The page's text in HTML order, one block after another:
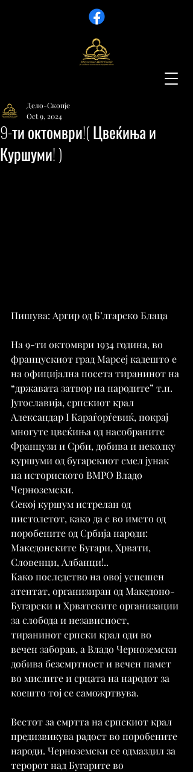
9-ти октомври!( Цвеќиња и
Куршуми! )
Дело-Скопје
Oct 9, 2024
Пишува: Аргир од Б’лгарско Блаца
На 9-ти октомври 1934 година, во
францускиот град Марсеј кадешто е
на официјална посета тиранинот на
“државата затвор на народите” т.н.
Југославија, српскиот крал
Александар I Караѓорѓевиќ, покрај
многуте цвеќиња од насобраните
Французи и Срби, добива и неколку
куршуми од бугарскиот смел јунак
на историското ВМРО Владо
Черноземски.
Секој куршум истрелан од
пистолетот, како да е во името од
поробените од Србија народи:
Македонските Бугари, Хрвати,
Словенци, Албанци!..
Како последство на овој успешен
атентат, организиран од Македоно-
Бугарски и Хрватските организации
за слобода и независност,
тиранинот српски крал оди во
вечен заборав, а Владо Черноземски
добива безсмртност и вечен памет
во мислите и срцата на народот за
коешто тој се саможртвува.
Вестот за смртта на српскиот крал
предизвикува радост во поробените
народи. Черноземски се одмаздил за
теророт над Бугарите во